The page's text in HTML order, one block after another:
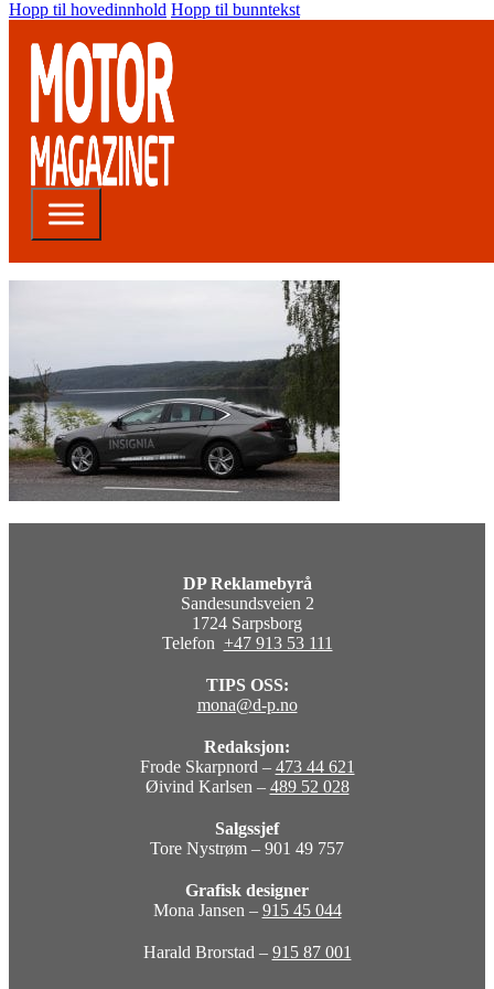
Hopp til hovedinnhold Hopp til bunntekst
DP Reklamebyrå
Sandesundsveien 2
1724 Sarpsborg
Telefon +47 913 53 111
TIPS OSS:
mona@d-p.no
Redaksjon:
Frode Skarpnord – 473 44 621
Øivind Karlsen – 489 52 028
Salgssjef
Tore Nystrøm – 901 49 757
Grafisk designer
Mona Jansen – 915 45 044
Harald Brorstad – 915 87 001